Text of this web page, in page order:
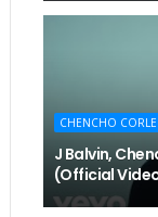
CHENCHO
J Balvin,
(Official